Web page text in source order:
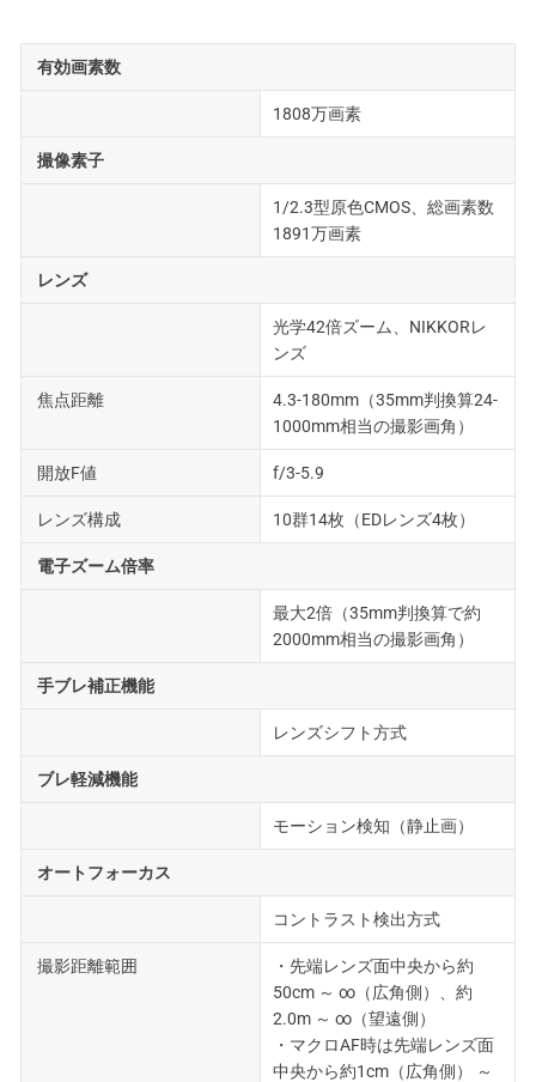
有効画素数
1808万画素
撮像素子
1/2.3型原色CMOS、総画素数
1891万画素
レンズ
光学42倍ズーム、NIKKORレ
ンズ
焦点距離
4.3-180mm（35mm判換算24-
1000mm相当の撮影画角）
開放F値 f/3-5.9
レンズ構成 10群14枚（EDレンズ4枚）
電子ズーム倍率
最大2倍（35mm判換算で約
2000mm相当の撮影画角）
手ブレ補正機能
レンズシフト方式
ブレ軽減機能
モーション検知（静止画）
オートフォーカス
コントラスト検出方式
撮影距離範囲
・先端レンズ面中央から約
50cm ～ ∞（広角側）、約
2.0m ～ ∞（望遠側）
・マクロAF時は先端レンズ面
中央から約1cm（広角側） ～